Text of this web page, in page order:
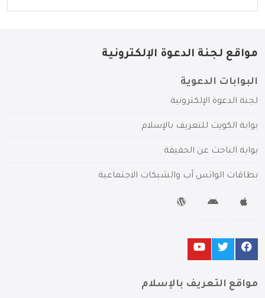
مواقع لجنة الدعوة الإلكترونية
البوابات الدعوية
لجنة الدعوة الإلكترونية
بوابة الكويت للتعريف بالإسلام
بوابة الباحث عن الحقيقة
بطاقات الواتس آب والشبكات الاجتماعية
مواقع التعريف بالإسلام